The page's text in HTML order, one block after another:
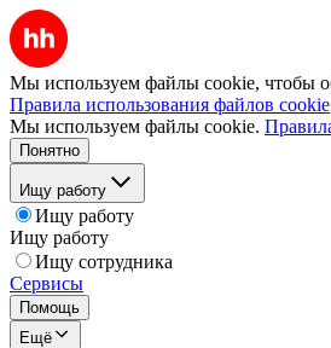
Мы используем файлы cookie, чтобы
Правила использования файлов cookie
Мы используем файлы cookie.
Понятно
Ищу работу
Ищу работу
Ищу работу
Ищу сотрудника
Сервисы
Помощь
Ещё